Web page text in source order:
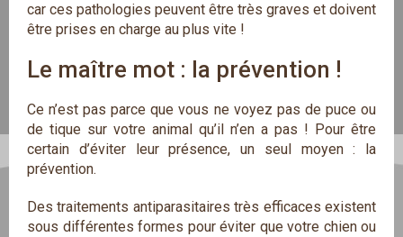
car ces pathologies peuvent être très graves et doivent
être prises en charge au plus vite !
Le maître mot : la prévention !
Ce n’est pas parce que vous ne voyez pas de puce ou
de tique sur votre animal qu’il n’en a pas ! Pour être
certain d’éviter leur présence, un seul moyen : la
prévention.
Des traitements antiparasitaires très efficaces existent
sous différentes formes pour éviter que votre chien ou